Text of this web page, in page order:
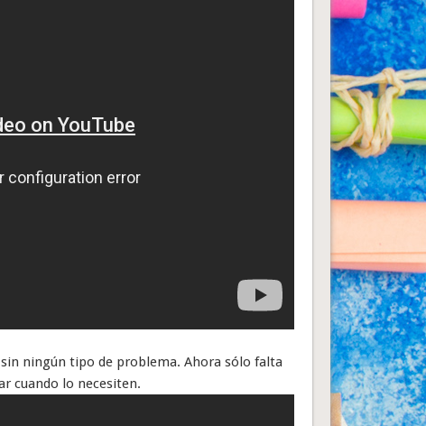
ningún tipo de problema. Ahora sólo falta
cuando lo necesiten.